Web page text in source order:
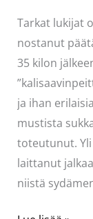
Tarkat lukijat
nostanut
35 kilon
ja ihan
mustista
toteutunut.
laittanut
niistä